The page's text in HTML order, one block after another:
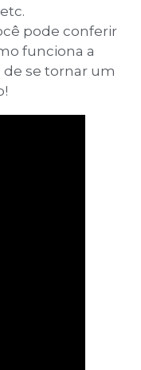
pode conferir
funciona a
de se tornar um